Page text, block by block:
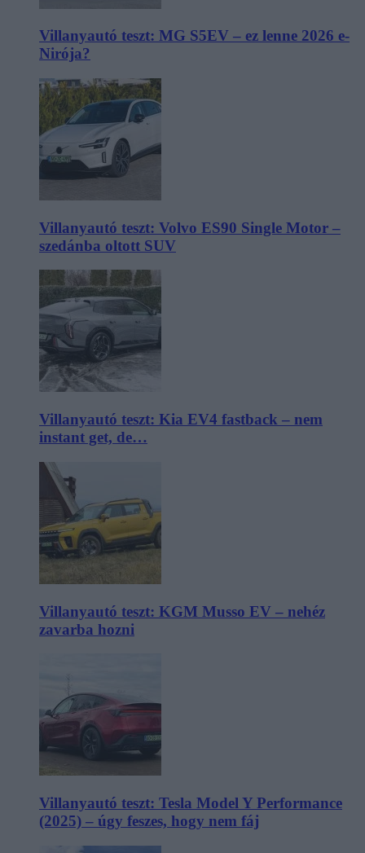
Villanyautó teszt: MG S5EV – ez lenne 2026 e-
Nirója?
Villanyautó teszt: Volvo ES90 Single Motor –
szedánba oltott SUV
Villanyautó teszt: Kia EV4 fastback – nem
instant get, de…
Villanyautó teszt: KGM Musso EV – nehéz
zavarba hozni
Villanyautó teszt: Tesla Model Y Performance
(2025) – úgy feszes, hogy nem fáj